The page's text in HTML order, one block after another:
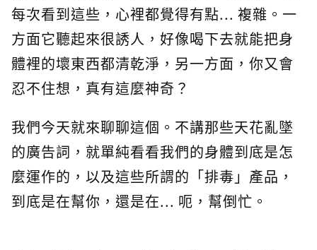
每次看到這些，心裡都覺得有點... 複雜。一
方面它聽起來很誘人，好像喝下去就能把身
體裡的壞東西都清乾淨，另一方面，你又會
忍不住想，真有這麼神奇？
我們今天就來聊聊這個。不講那些天花亂墜
的廣告詞，就單純看看我們的身體到底是怎
麼運作的，以及這些所謂的「排毒」產品，
到底是在幫你，還是在... 呃，幫倒忙。